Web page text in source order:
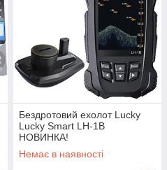
Бездротовий ехолот Lucky
Lucky Smart LH-1B
НОВИНКА!
Немає в наявності